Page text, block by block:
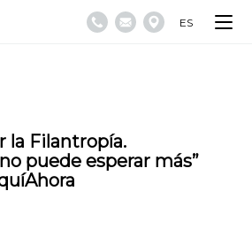
ES
la Filantropía.
puede esperar más”